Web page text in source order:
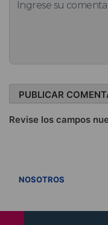
Revise los campos
NOSOTROS